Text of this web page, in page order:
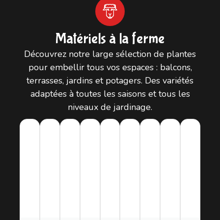
Matériels à la ferme
Découvrez notre large sélection de plantes
pour embellir tous vos espaces : balcons,
terrasses, jardins et potagers. Des variétés
adaptées à toutes les saisons et tous les
niveaux de jardinage.